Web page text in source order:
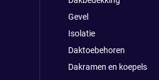
Gevel
Isolatie
Daktoebehoren
Dakramen en koepels